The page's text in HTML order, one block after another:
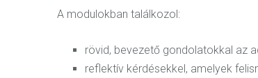
A modulokban találkozol:
rövid, bevezető gondolatokkal az
reflektív kérdésekkel, amelyek